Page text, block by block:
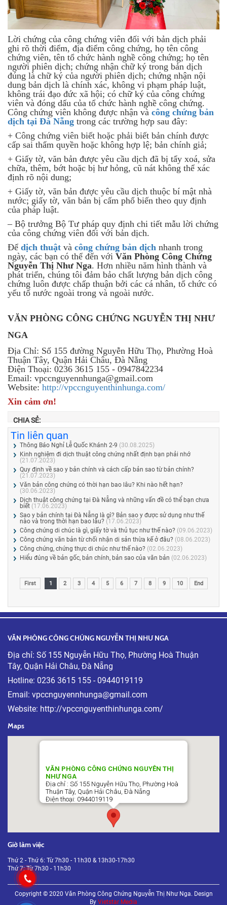
Lời chứng của công chứng viên đối với bản dịch phải
ghi rõ thời điểm, địa điểm công chứng, họ tên công
chứng viên, tên tổ chức hành nghề công chứng; họ tên
người phiên dịch; chứng nhận chữ ký trong bản dịch
đúng là chữ ký của người phiên dịch; chứng nhận nội
dung bản dịch là chính xác, không vi phạm pháp luật,
không trái đạo đức xã hội; có chữ ký của công chứng
viên và đóng dấu của tổ chức hành nghề công chứng.
Công chứng viên không được nhận và công chứng bản
dịch tại Đà Nẵng trong các trường hợp sau đây:
+ Công chứng viên biết hoặc phải biết bản chính được
cấp sai thẩm quyền hoặc không hợp lệ; bản chính giả;
+ Giấy tờ, văn bản được yêu cầu dịch đã bị tẩy xoá, sửa
chữa, thêm, bớt hoặc bị hư hỏng, cũ nát không thể xác
định rõ nội dung;
+ Giấy tờ, văn bản được yêu cầu dịch thuộc bí mật nhà
nước; giấy tờ, văn bản bị cấm phổ biến theo quy định
của pháp luật.
– Bộ trưởng Bộ Tư pháp quy định chi tiết mẫu lời chứng
của công chứng viên đối với bản dịch.
Để dịch thuật và công chứng bản dịch nhanh trong
ngày, các bạn có thể đến với Văn Phòng Công Chứng
Nguyễn Thị Như Nga. Hơn nhiều năm hình thành và
phát triển, chúng tôi đảm bảo chất lượng bản dịch công
chứng luôn được chấp thuận bởi các cá nhân, tổ chức có
yếu tố nước ngoài trong và ngoài nước.
VĂN PHÒNG CÔNG CHỨNG NGUYỄN THỊ NHƯ
NGA
Địa Chỉ: Số 155 đường Nguyễn Hữu Thọ, Phường Hoà
Thuận Tây, Quận Hải Châu, Đà Nẵng
Điện Thoại: 0236 3615 155 - 0947842234
Email: vpccnguyennhunga@gmail.com
Website: http://vpccnguyenthinhunga.com/
Xin cảm ơn!
CHIA SẺ:
Tin liên quan
Thông Báo Nghỉ Lễ Quốc Khánh 2-9 (30.08.2025)
Kinh nghiệm đi dịch thuật công chứng nhất định bạn phải nhớ
(21.07.2023)
Quy định về sao y bản chính và cách cấp bản sao từ bản chính?
(21.07.2023)
Văn bản công chứng có thời hạn bao lâu? Khi nào hết hạn?
(30.06.2023)
Dịch thuật công chứng tại Đà Nẵng và những vấn đề có thể bạn chưa
biết (17.06.2023)
Sao y bản chính tại Đà Nẵng là gì? Bản sao y được sử dụng như thế
nào và trong thời hạn bao lâu? (17.06.2023)
Công chứng di chúc là gì, giấy tờ và thủ tục như thế nào? (09.06.2023)
Công chứng văn bản từ chối nhận di sản thừa kế ở đâu? (08.06.2023)
Công chứng, chứng thực di chúc như thế nào? (02.06.2023)
Hiểu đúng về bản gốc, bản chính, bản sao của văn bản (02.06.2023)
First 1 2 3 4 5 6 7 8 9 10 End
VĂN PHÒNG CÔNG CHỨNG NGUYỄN THỊ NHƯ NGA
Địa chỉ: Số 155 Nguyễn Hữu Thọ, Phường Hoà Thuận
Tây, Quận Hải Châu, Đà Nẵng
Hotline: 0236 3615 155 - 0944019119
Email: vpccnguyennhunga@gmail.com
Website: http://vpccnguyenthinhunga.com/
Maps
VĂN PHÒNG CÔNG CHỨNG NGUYỄN THỊ
NHƯ NGA
Địa chỉ : Số 155 Nguyễn Hữu Thọ, Phường Hoà
Thuận Tây, Quận Hải Châu, Đà Nẵng
Điện thoại: 0944019119
Giờ làm việc
Thứ 2 - Thứ 6: Từ 7h30 - 11h30 & 13h30-17h30
Thứ 7: Từ 7h30 - 11h30
Copyright © 2020 Văn Phòng Công Chứng Nguyễn Thị Như Nga. Design
By Vietstar Media